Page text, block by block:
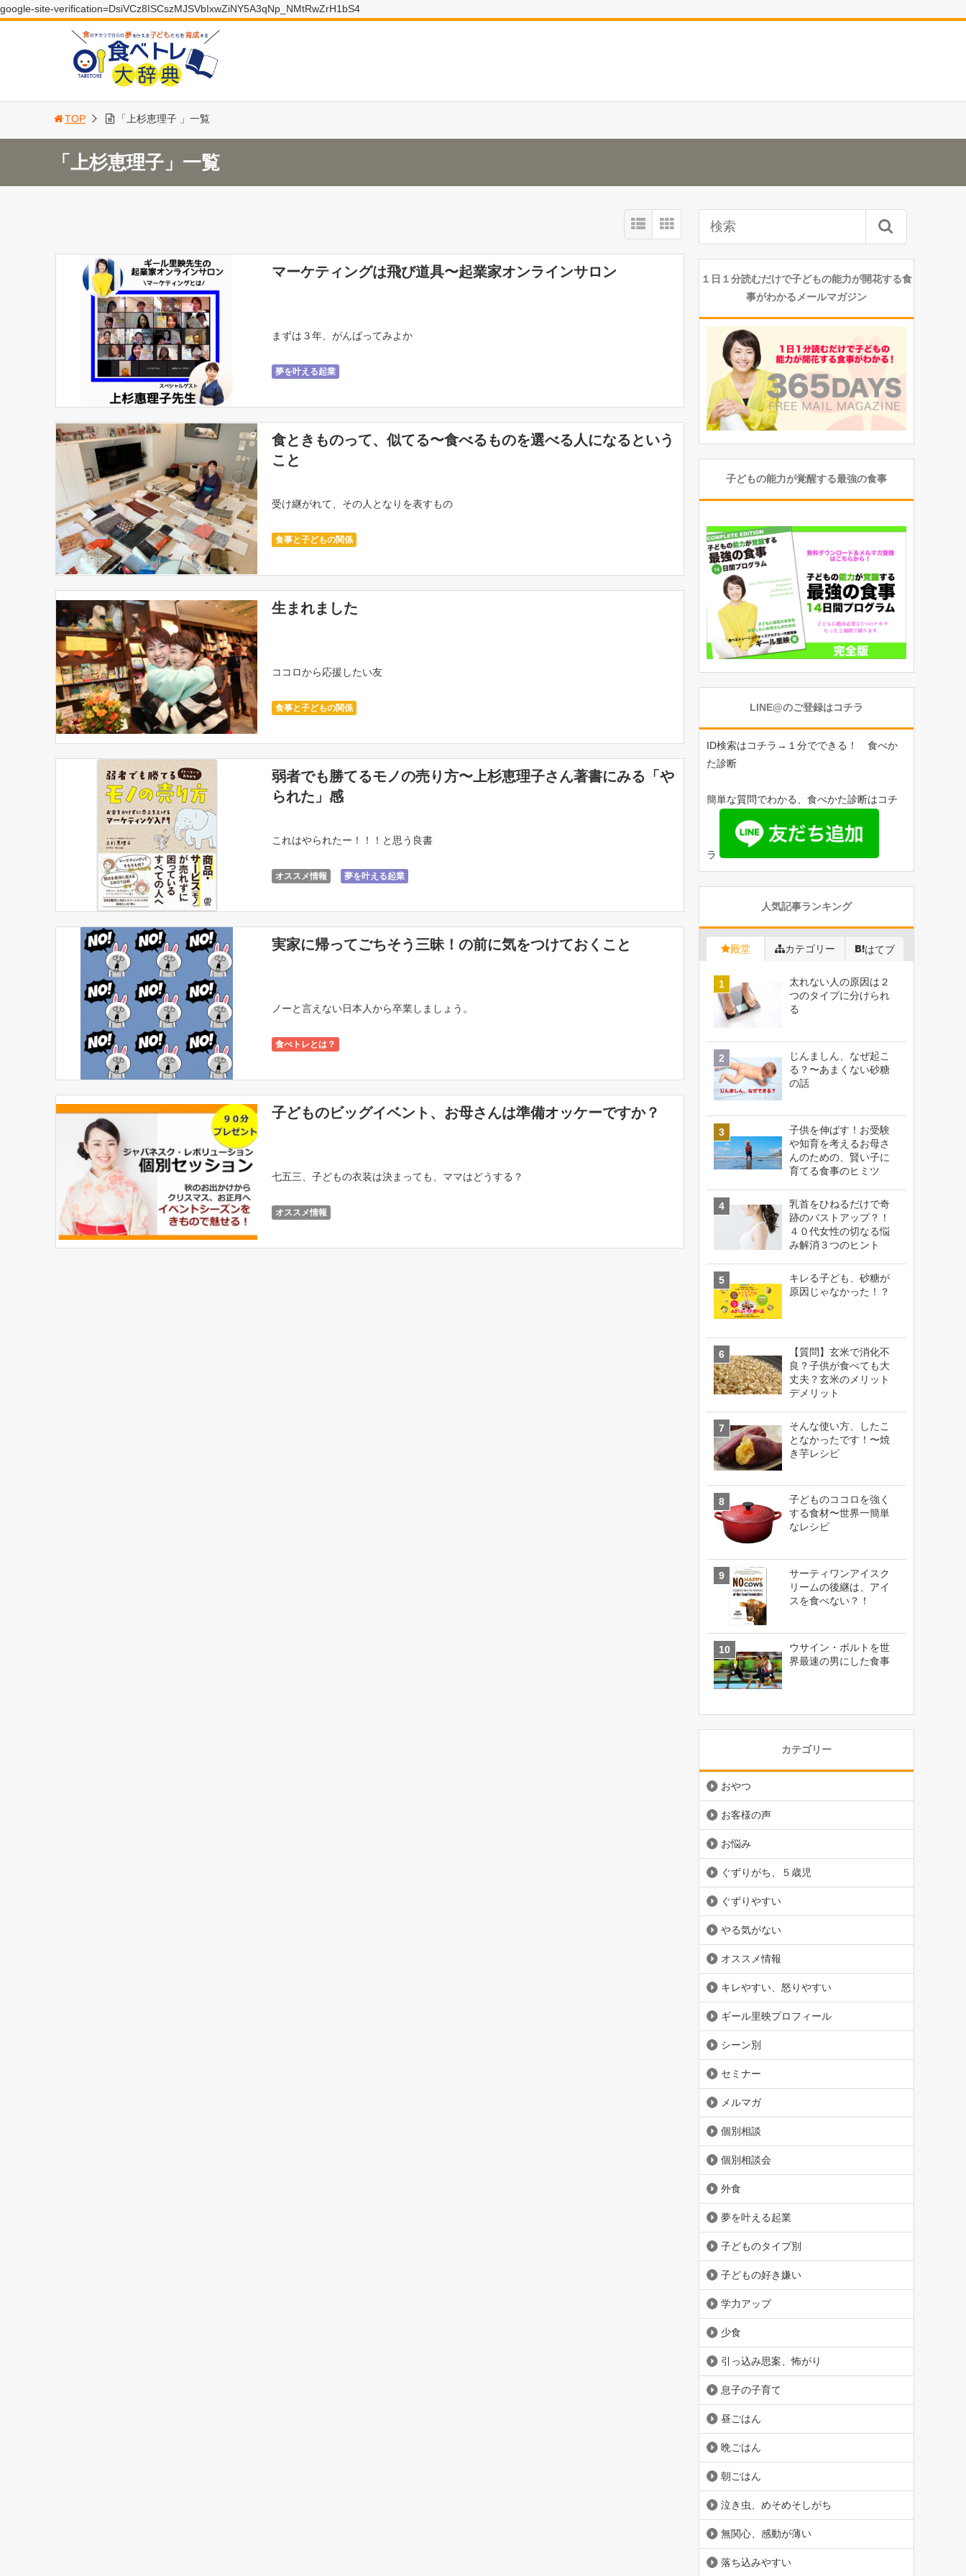
google-site-verification=DsiVCz8ISCszMJSVbIxwZiNY5A3qNp_NMtRwZrH1bS4
TOP 「上杉恵理子 」一覧
「上杉恵理子」一覧
マーケティングは飛び道具〜起業家オンラインサロン
まずは３年、がんばってみよか
夢を叶える起業
食ときものって、似てる〜食べるものを選べる人になるという
こと
受け継がれて、その人となりを表すもの
食事と子どもの関係
生まれました
ココロから応援したい友
食事と子どもの関係
弱者でも勝てるモノの売り方〜上杉恵理子さん著書にみる「や
られた」感
これはやられたー！！！と思う良書
オススメ情報 夢を叶える起業
実家に帰ってごちそう三昧！の前に気をつけておくこと
ノーと言えない日本人から卒業しましょう。
食べトレとは？
子どものビッグイベント、お母さんは準備オッケーですか？
七五三、子どもの衣装は決まっても、ママはどうする？
オススメ情報
１日１分読むだけで子どもの能力が開花する食
事がわかるメールマガジン
子どもの能力が覚醒する最強の食事
LINE@のご登録はコチラ
ID検索はコチラ→１分でできる！ 食べか
た診断
簡単な質問でわかる、食べかた診断はコチ
ラ
人気記事ランキング
殿堂 カテゴリー はてブ
太れない人の原因は２
つのタイプに分けられ
る
じんましん、なぜ起こ
る？〜あまくない砂糖
の話
子供を伸ばす！お受験
や知育を考えるお母さ
んのための、賢い子に
育てる食事のヒミツ
乳首をひねるだけで奇
跡のバストアップ？！
４０代女性の切なる悩
み解消３つのヒント
キレる子ども、砂糖が
原因じゃなかった！？
【質問】玄米で消化不
良？子供が食べても大
丈夫？玄米のメリット
デメリット
そんな使い方、したこ
となかったです！〜焼
き芋レシピ
子どものココロを強く
する食材〜世界一簡単
なレシピ
サーティワンアイスク
リームの後継は、アイ
スを食べない？！
ウサイン・ボルトを世
界最速の男にした食事
カテゴリー
おやつ
お客様の声
お悩み
ぐずりがち、５歳児
ぐずりやすい
やる気がない
オススメ情報
キレやすい、怒りやすい
ギール里映プロフィール
シーン別
セミナー
メルマガ
個別相談
個別相談会
外食
夢を叶える起業
子どものタイプ別
子どもの好き嫌い
学力アップ
少食
引っ込み思案、怖がり
息子の子育て
昼ごはん
晩ごはん
朝ごはん
泣き虫、めそめそしがち
無関心、感動が薄い
落ち込みやすい